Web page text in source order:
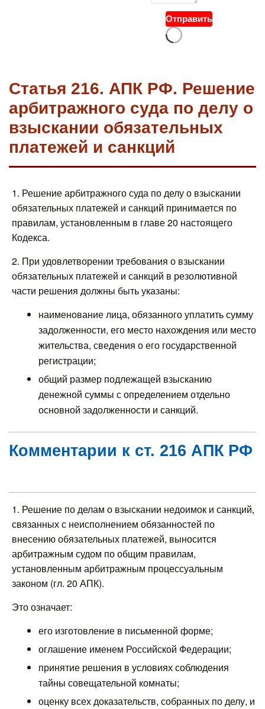
Отправить
Статья 216. АПК РФ. Решение
арбитражного суда по делу о
взыскании обязательных
платежей и санкций
1. Решение арбитражного суда по делу о взыскании
обязательных платежей и санкций принимается по
правилам, установленным в главе 20 настоящего
Кодекса.
2. При удовлетворении требования о взыскании
обязательных платежей и санкций в резолютивной
части решения должны быть указаны:
наименование лица, обязанного уплатить сумму
задолженности, его место нахождения или место
жительства, сведения о его государственной
регистрации;
общий размер подлежащей взысканию
денежной суммы с определением отдельно
основной задолженности и санкций.
Комментарии к ст. 216 АПК РФ
1. Решение по делам о взыскании недоимок и санкций,
связанных с неисполнением обязанностей по
внесению обязательных платежей, выносится
арбитражным судом по общим правилам,
установленным арбитражным процессуальным
законом (гл. 20 АПК).
Это означает:
его изготовление в письменной форме;
оглашение именем Российской Федерации;
принятие решения в условиях соблюдения
тайны совещательной комнаты;
оценку всех доказательств, собранных по делу, и